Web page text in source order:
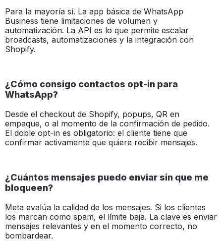
Para la mayoría sí. La app básica de WhatsApp
Business tiene limitaciones de volumen y
automatización. La API es lo que permite escalar
broadcasts, automatizaciones y la integración con
Shopify.
¿Cómo consigo contactos opt-in para
WhatsApp?
Desde el checkout de Shopify, popups, QR en
empaque, o al momento de la confirmación de pedido.
El doble opt-in es obligatorio: el cliente tiene que
confirmar activamente que quiere recibir mensajes.
¿Cuántos mensajes puedo enviar sin que me
bloqueen?
Meta evalúa la calidad de los mensajes. Si los clientes
los marcan como spam, el límite baja. La clave es enviar
mensajes relevantes y en el momento correcto, no
bombardear.